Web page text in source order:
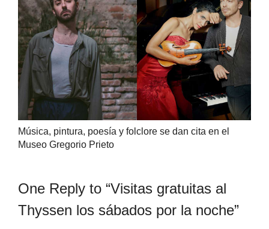
Música, pintura, poesía y folclore se dan cita en el
Museo Gregorio Prieto
One Reply to “Visitas gratuitas al
Thyssen los sábados por la noche”